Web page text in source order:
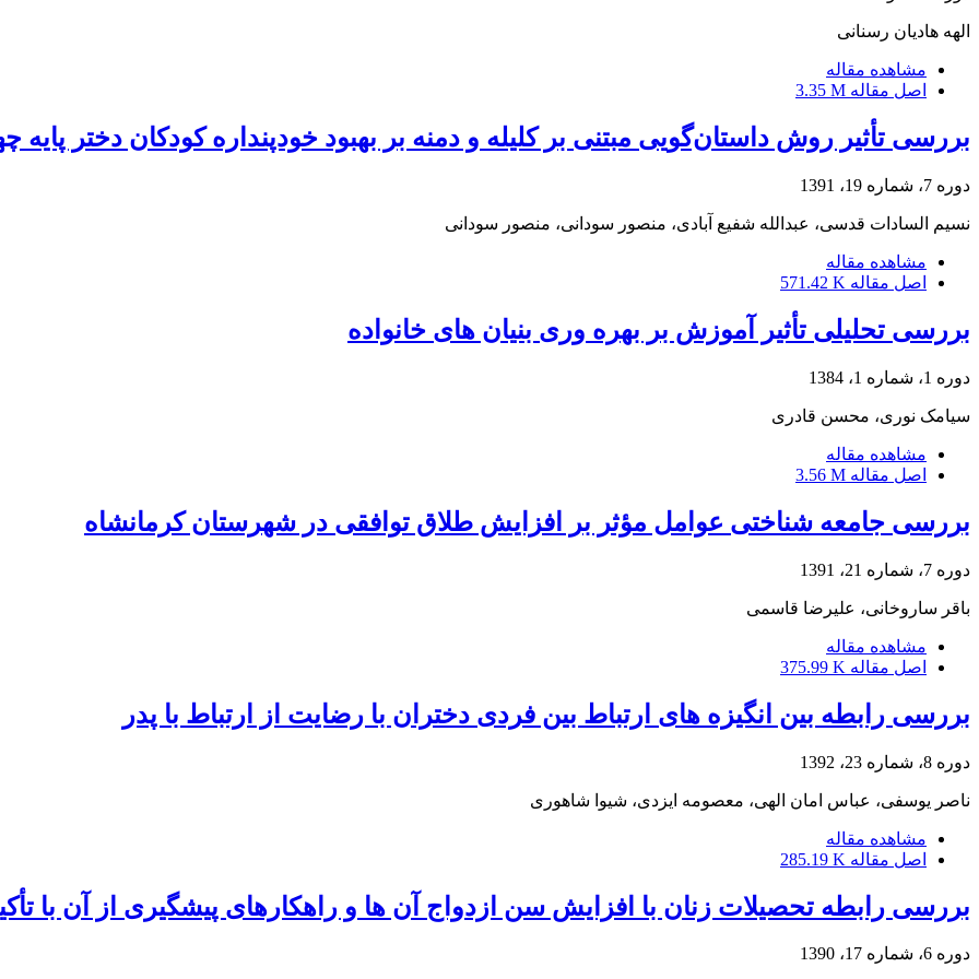
الهه هادیان رسنانی
مشاهده مقاله
اصل مقاله 3.35 M
بررسی تأثیر روش داستان‌گویی مبتنی بر کلیله و دمنه بر بهبود خودپنداره کودکان دختر پایه
دوره 7، شماره 19، 1391
نسیم السادات قدسی، عبدالله شفیع آبادی، منصور سودانی، منصور سودانی
مشاهده مقاله
اصل مقاله 571.42 K
بررسی تحلیلی تأثیر آموزش بر بهره وری بنیان های خانواده
دوره 1، شماره 1، 1384
سیامک نوری، محسن قادری
مشاهده مقاله
اصل مقاله 3.56 M
بررسی جامعه شناختی عوامل مؤثر بر افزایش طلاق توافقی در شهرستان کرمانشاه
دوره 7، شماره 21، 1391
باقر ساروخانی، علیرضا قاسمی
مشاهده مقاله
اصل مقاله 375.99 K
بررسی رابطه بین انگیزه های ارتباط بین فردی دختران با رضایت از ارتباط با پدر
دوره 8، شماره 23، 1392
ناصر یوسفی، عباس امان الهی، معصومه ایزدی، شیوا شاهوری
مشاهده مقاله
اصل مقاله 285.19 K
بررسی رابطه تحصیلات زنان با افزایش سن ازدواج آن ها و راهکارهای پیشگیری از آن با
دوره 6، شماره 17، 1390